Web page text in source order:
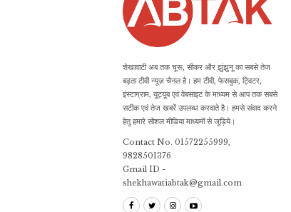
शेखावाटी अब तक चूरू, सीकर और झुंझुनू का सबसे तेज
बढ़ता टीवी न्यूज़ चैनल है। हम टीवी, फेसबुक, ट्विटर,
इंस्टाग्राम, यूट्यूब एवं वेबसाइट के माध्यम से आप तक सबसे
सटीक एवं तेज खबरें उपलब्ध करवाते है। हमसे संवाद करने
हेतु हमारे सोशल मीडिया माध्यमों से जुड़िये।
Contact No. 01572255999,
9828501376
Gmail ID -
shekhawatiabtak@gmail.com